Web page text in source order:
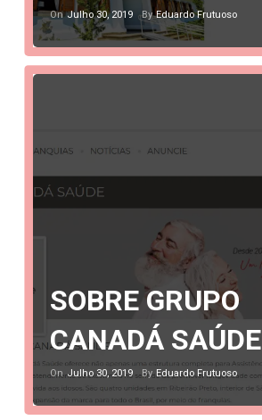
On Julho 30, 2019 By Eduardo Frutuoso
SOBRE GRUPO
CANADÁ SAÚDE
On Julho 30, 2019 By Eduardo Frutuoso